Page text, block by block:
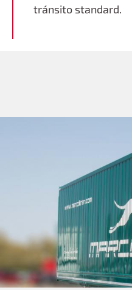
tránsito standard.